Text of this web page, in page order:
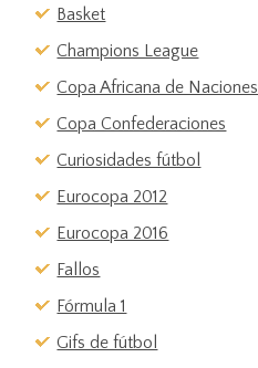
Basket
Champions League
Copa Africana de Naciones
Copa Confederaciones
Curiosidades fútbol
Eurocopa 2012
Eurocopa 2016
Fallos
Fórmula 1
Gifs de fútbol